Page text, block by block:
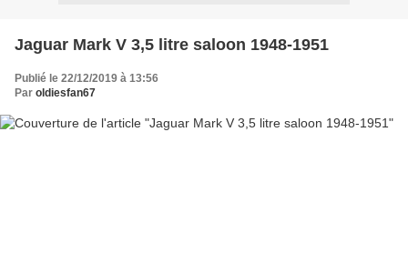
Jaguar Mark V 3,5 litre saloon 1948-1951
Publié le 22/12/2019 à 13:56
Par oldiesfan67